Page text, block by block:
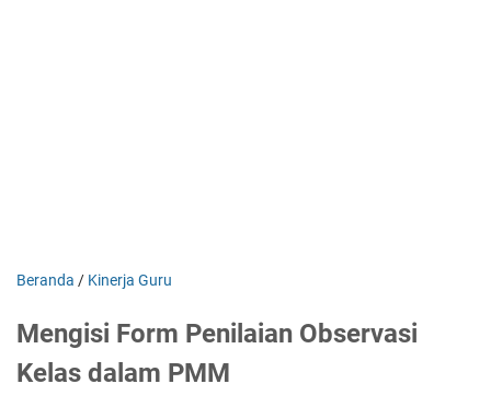
Beranda / Kinerja Guru
Mengisi Form Penilaian Observasi
Kelas dalam PMM